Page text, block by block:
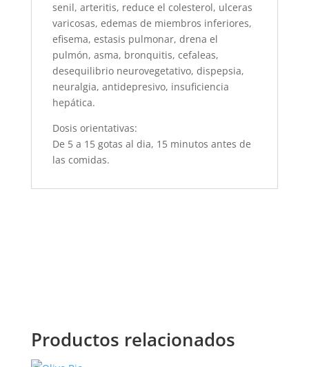
senil, arteritis, reduce el colesterol, ulceras
varicosas, edemas de miembros inferiores,
efisema, estasis pulmonar, drena el
pulmón, asma, bronquitis, cefaleas,
desequilibrio neurovegetativo, dispepsia,
neuralgia, antidepresivo, insuficiencia
hepática.
Dosis orientativas:
De 5 a 15 gotas al dia, 15 minutos antes de
las comidas.
Productos relacionados